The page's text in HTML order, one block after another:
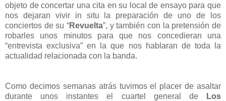
objeto de concertar una cita en su local de ensayo para que
nos dejaran vivir in situ la preparación de uno de los
conciertos de su “Revuelta”, y también con la pretensión de
robarles unos minutos para que nos concedieran una
“entrevista exclusiva” en la que nos hablaran de toda la
actualidad relacionada con la banda.
Como decimos semanas atrás tuvimos el placer de asaltar
durante unos instantes el cuartel general de
Los